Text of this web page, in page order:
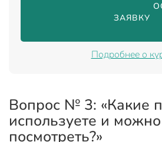
ЗАЯВКУ
Подробнее о
Вопрос № 3: «Какие
используете и
посмотреть?»